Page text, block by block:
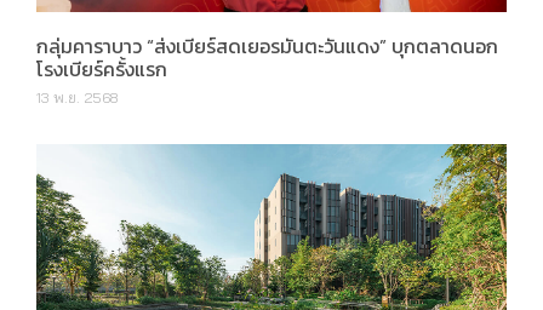
กลุ่มคาราบาว “ส่งเบียร์สดเยอรมันตะวันแดง” บุกตลาดนอก
โรงเบียร์ครั้งแรก
13 พ.ย. 2568